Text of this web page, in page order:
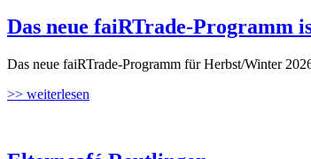
Das neue faiRTrade-Programm
Das neue faiRTrade-Programm für Herbst/Winter
>> weiterlesen